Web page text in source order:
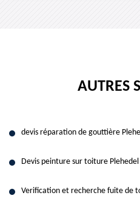
AUTRES
devis réparation de gouttière
Devis peinture sur toiture
Verification et recherche fuite de